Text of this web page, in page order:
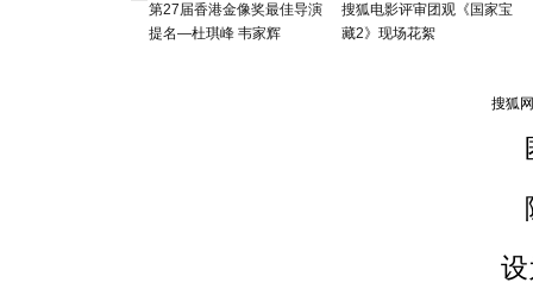
第27届香港金像奖最佳导演
提名—杜琪峰 韦家辉
搜狐电影评审团观《国家宝
藏2》现场花絮